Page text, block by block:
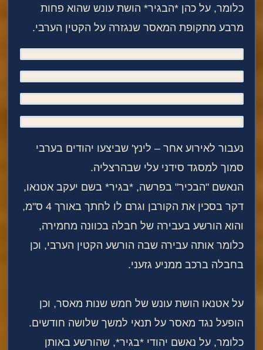
כלומר, על כהן *הבגיר* הושת עונש שהוא פחות
מרבע מתקופת המאסר שנגזרה על הקטין הערבי.
נעבור לאירוע אחר – לינץ' שביצעו יהודים בערבי
סמוך למסגד סידני עלי שבהרצליה.
הנאשם "הבכיר" בפרשה, *בגיר* בשם יעקב אטנאו,
דקר בסכין את הקורבן וגרם לו לחתך באורך 4 ס"מ,
והוא הורשע בעבירה של חבלה בכוונה מחמירה,
כלומר אותה עבירה שבה הורשע הקטין הערבי, וכן
בחבלה ברכב ממניע גזעני.
על אטנאו הושת עונש של חמש שנות מאסר, וכן
הופעל נגד מאסר על תנאי למשך שלושה חודשים.
כלומר, על נאשם יהודי *בגיר*, שהורשע באותן